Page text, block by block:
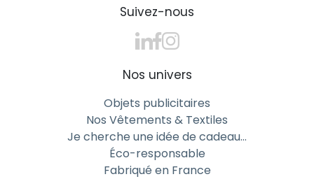
Suivez-nous
Nos univers
Objets publicitaires
Nos Vêtements & Textiles
Je cherche une idée de cadeau…
Éco-responsable
Fabriqué en France